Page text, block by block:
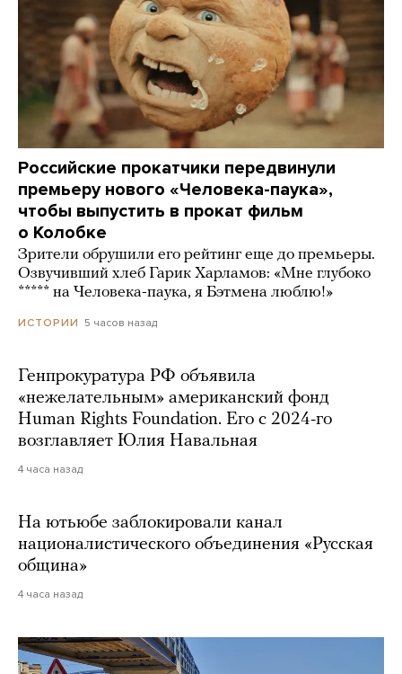
Российские прокатчики передвинули
премьеру нового «Человека-паука»,
чтобы выпустить в прокат фильм
о Колобке
Зрители обрушили его рейтинг еще до премьеры.
Озвучивший хлеб Гарик Харламов: «Мне глубоко
***** на Человека-паука, я Бэтмена люблю!»
ИСТОРИИ 5 часов назад
Генпрокуратура РФ объявила
«нежелательным» американский фонд
Human Rights Foundation. Его с 2024-го
возглавляет Юлия Навальная
4 часа назад
На ютьюбе заблокировали канал
националистического объединения «Русская
община»
4 часа назад